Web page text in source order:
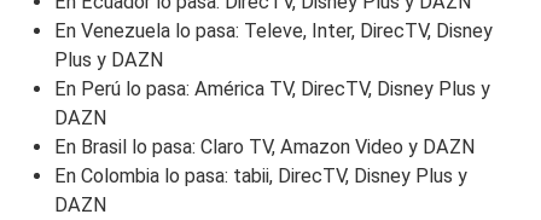
En Venezuela lo pasa: Televe, Inter, DirecTV, Disney
Plus y DAZN
En Perú lo pasa: América TV, DirecTV, Disney Plus y
DAZN
En Brasil lo pasa: Claro TV, Amazon Video y DAZN
En Colombia lo pasa: tabii, DirecTV, Disney Plus y
DAZN